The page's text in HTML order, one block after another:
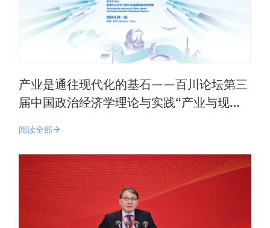
产业是通往现代化的基石——百川论坛第三
届中国政治经济学理论与实践“产业与现代
阅读全部